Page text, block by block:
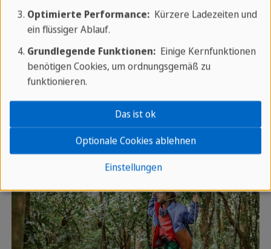
Optimierte Performance:Kürzere Ladezeiten und
ein flüssiger Ablauf.
Grundlegende Funktionen:Einige Kernfunktionen
benötigen Cookies, um ordnungsgemäß zu
funktionieren.
Einstellungen
Optionale Cookies ablehnen
Das ist ok